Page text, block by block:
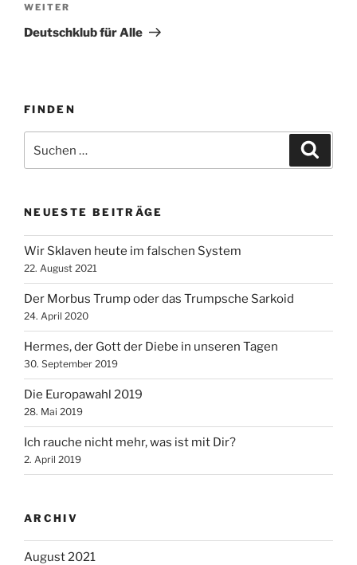
Nächster
Beitrag
WEITER
Deutschklub für Alle
FINDEN
nach:
NEUESTE BEITRÄGE
Wir Sklaven heute im falschen System
22. August 2021
Der Morbus Trump oder das Trumpsche Sarkoid
24. April 2020
Hermes, der Gott der Diebe in unseren Tagen
30. September 2019
Die Europawahl 2019
28. Mai 2019
Ich rauche nicht mehr, was ist mit Dir?
2. April 2019
ARCHIV
August 2021